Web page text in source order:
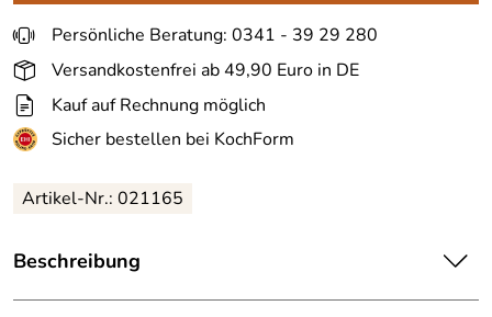
Persönliche Beratung: 0341 - 39 29 280
Versandkostenfrei ab 49,90 Euro in DE
Kauf auf Rechnung möglich
Sicher bestellen bei KochForm
Artikel-Nr.: 021165
Beschreibung
Zassenhaus Salzmühle FRANKFURT, Buche wenge.